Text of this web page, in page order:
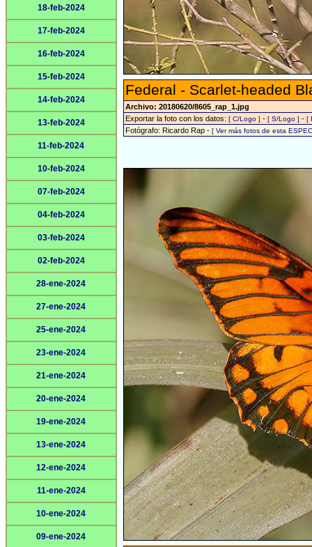
18-feb-2024
17-feb-2024
16-feb-2024
15-feb-2024
14-feb-2024
13-feb-2024
11-feb-2024
10-feb-2024
07-feb-2024
04-feb-2024
03-feb-2024
02-feb-2024
28-ene-2024
27-ene-2024
25-ene-2024
23-ene-2024
21-ene-2024
20-ene-2024
19-ene-2024
13-ene-2024
12-ene-2024
11-ene-2024
10-ene-2024
09-ene-2024
Federal - Scarlet-headed
Archivo: 20180620/8605_rap_1.jpg
Exportar la foto con los datos: [ C/Logo ] - [ S/Logo ] - [
Fotógrafo: Ricardo Rap - [ Ver más fotos de esta